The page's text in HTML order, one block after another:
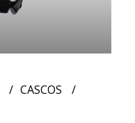
CASCOS